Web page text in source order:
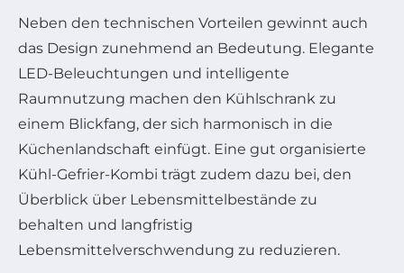
Neben den technischen Vorteilen gewinnt auch
das Design zunehmend an Bedeutung. Elegante
LED-Beleuchtungen und intelligente
Raumnutzung machen den Kühlschrank zu
einem Blickfang, der sich harmonisch in die
Küchenlandschaft einfügt. Eine gut organisierte
Kühl-Gefrier-Kombi trägt zudem dazu bei, den
Überblick über Lebensmittelbestände zu
behalten und langfristig
Lebensmittelverschwendung zu reduzieren.